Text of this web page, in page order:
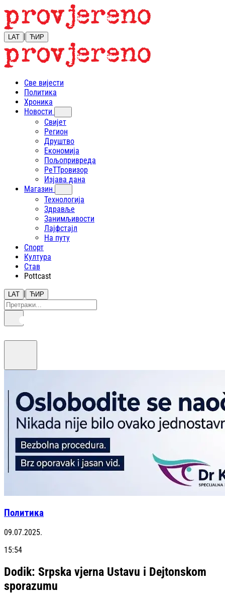
LAT | ЋИР
Све вијести
Политика
Хроника
Новости
Свијет
Регион
Друштво
Економија
Пољопривреда
РеТТровизор
Изјава дана
Магазин
Технологија
Здравље
Занимљивости
Лајфстajл
На путу
Спорт
Култура
Став
Pottcast
LAT | ЋИР
Политика
09.07.2025.
15:54
Dodik: Srpska vjerna Ustavu i Dejtonskom
sporazumu